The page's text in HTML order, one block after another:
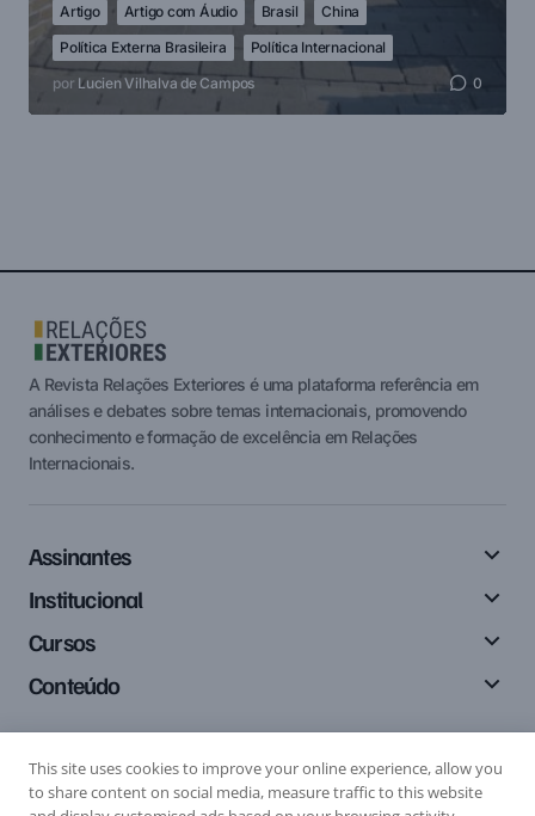
Artigo Artigo com Áudio Brasil
China
Política Externa Brasileira
Política Internacional
por Lucien Vilhalva de Campos 0
A Revista Relações Exteriores é uma plataforma referência em
análises e debates sobre temas internacionais, promovendo
conhecimento e formação de excelência em Relações
Internacionais.
Assinantes
Institucional
Cursos
Conteúdo
Siga-nos
This site uses cookies to improve your online experience, allow you
to share content on social media, measure traffic to this website